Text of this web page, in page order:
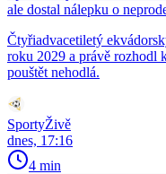
ale dostal nálepku o
Čtyřiadvacetiletý
roku 2029 a právě rozhodl
pouštět nehodlá.
SportyŽivě
dnes, 17:16
4 min